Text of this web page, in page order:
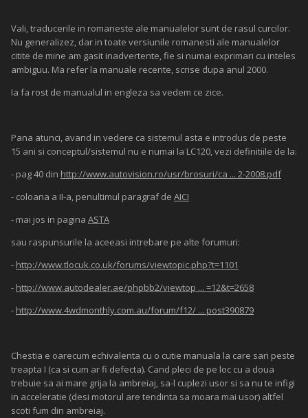
Vali, traducerile in romaneste ale manualelor sunt de rasul curcilor.
Nu generalizez, dar in toate versiunile romanesti ale manualelor
citite de mine am gasit inadvertente, fie si numai exprimari cu inteles
ambiguu. Ma refer la manuale recente, scrise dupa anul 2000.
Ia fa rost de manualul in engleza sa vedem ce zice.
Pana atunci, avand in vedere ca sistemul asta e introdus de peste
15 ani si conceptul/sistemul nu e numai la LC120, vezi definitiile de la:
- pag 40 din http://www.autovision.ro/usr/brosuri/ca ... 2-2008.pdf
- coloana a II-a, penultimul paragraf de AICI
- mai jos in pagina ASTA
sau raspunsurile la aceeasi intrebare pe alte forumuri:
- http://www.tlocuk.co.uk/forums/viewtopic.php?t=1101
- http://www.autodealer.ae/phpbb2/viewtop ... =12&t=2658
- http://www.4wdmonthly.com.au/forum/f12/ ... post390879
Chestia e oarecum echivalenta cu o cutie manuala la care sari peste
treapta I (ca si cum ar fi defecta). Cand pleci de pe loc cu a doua
trebuie sa ai mare grija la ambreiaj, sa-l cuplezi usor si sa nu te infigi
in acceleratie (desi motorul are tendinta sa moara mai usor) altfel
scoti fum din ambreiaj.